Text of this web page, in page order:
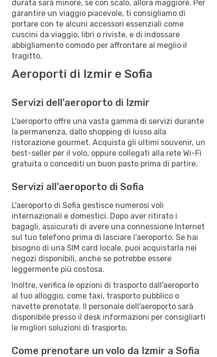
durata sarà minore, se con scalo, allora maggiore. Per
garantire un viaggio piacevole, ti consigliamo di
portare con te alcuni accessori essenziali come
cuscini da viaggio, libri o riviste, e di indossare
abbigliamento comodo per affrontare al meglio il
tragitto.
Aeroporti di Izmir e Sofia
Servizi dell'aeroporto di Izmir
L'aeroporto offre una vasta gamma di servizi durante
la permanenza, dallo shopping di lusso alla
ristorazione gourmet. Acquista gli ultimi souvenir, un
best-seller per il volo, oppure collegati alla rete Wi-Fi
gratuita o concediti un buon pasto prima di partire.
Servizi all'aeroporto di Sofia
L'aeroporto di Sofia gestisce numerosi voli
internazionali e domestici. Dopo aver ritirato i
bagagli, assicurati di avere una connessione Internet
sul tuo telefono prima di lasciare l'aeroporto. Se hai
bisogno di una SIM card locale, puoi acquistarla nei
negozi disponibili, anche se potrebbe essere
leggermente più costosa.
Inoltre, verifica le opzioni di trasporto dall'aeroporto
al tuo alloggio, come taxi, trasporto pubblico o
navette prenotate. Il personale dell'aeroporto sarà
disponibile presso il desk informazioni per consigliarti
le migliori soluzioni di trasporto.
Come prenotare un volo da Izmir a Sofia